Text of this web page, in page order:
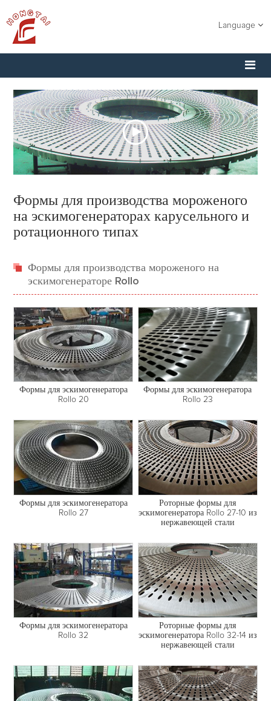
Language
Формы для производства мороженого
на эскимогенераторах карусельного и
ротационного типах
Формы для производства мороженого на
эскимогенераторе Rollo
Формы для эскимогенератора
Rollo 20
Формы для эскимогенератора
Rollo 23
Формы для эскимогенератора
Rollo 27
Роторные формы для
эскимогенератора Rollo 27-10 из
нержавеющей стали
Формы для эскимогенератора
Rollo 32
Роторные формы для
эскимогенератора Rollo 32-14 из
нержавеющей стали